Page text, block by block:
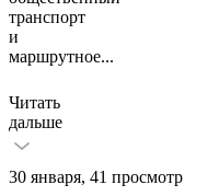
транспорт
и
маршрутное...
Читать
дальше
30 января, 41 просмотр